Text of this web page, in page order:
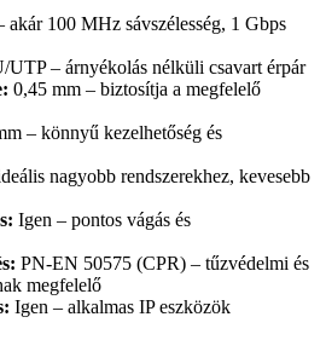
akár 100 MHz sávszélesség, 1 Gbps
UTP – árnyékolás nélküli csavart érpár
0,45 mm – biztosítja a megfelelő
– könnyű kezelhetőség és
nagyobb rendszerekhez, kevesebb
Igen – pontos vágás és
PN-EN 50575 (CPR) – tűzvédelmi és
megfelelő
Igen – alkalmas IP eszközök